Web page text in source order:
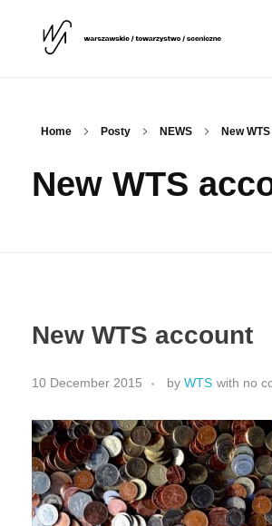
Home Posty NEWS New
New WTS
New WTS account
10 December 2015 by WTS with no